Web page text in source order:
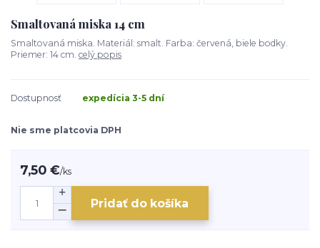
Smaltovaná miska 14 cm
Smaltovaná miska. Materiál: smalt. Farba: červená, biele bodky.
Priemer: 14 cm. celý popis
Dostupnosť expedícia 3-5 dní
Nie sme platcovia DPH
7,50 €/ks
Pridať do košíka